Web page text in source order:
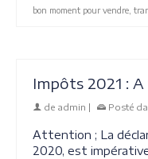
bon moment pour vendre
Impôts 2021 :
de admin | Posté
Attention ; La
2020, est